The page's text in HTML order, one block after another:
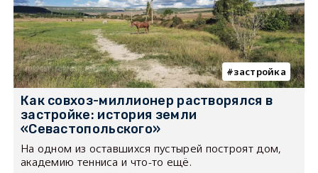
застройка
Как совхоз-миллионер растворялся в
застройке: история земли
«Севастопольского»
На одном из оставшихся пустырей построят дом,
академию тенниса и что-то ещё.